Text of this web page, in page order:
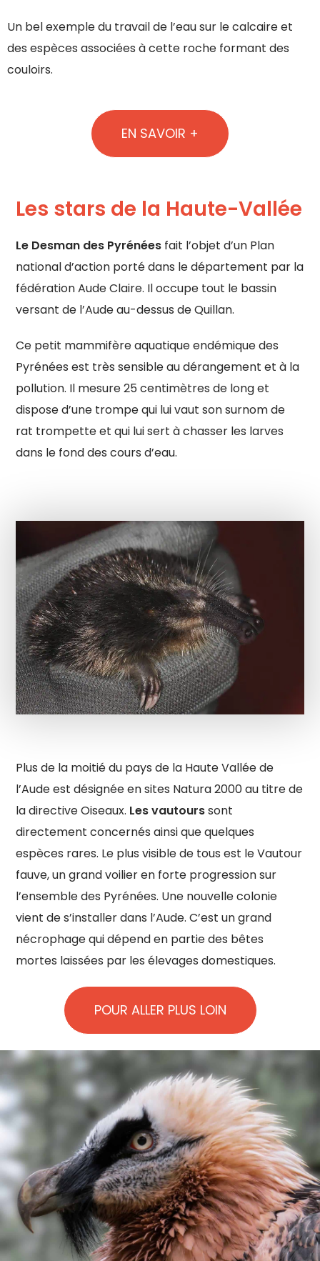
Un bel exemple du travail de l’eau sur le calcaire et
des espèces associées à cette roche formant des
couloirs.
EN SAVOIR +
Les stars de la Haute-Vallée
Le Desman des Pyrénées fait l’objet d’un Plan
national d’action porté dans le département par la
fédération Aude Claire. Il occupe tout le bassin
versant de l’Aude au-dessus de Quillan.
Ce petit mammifère aquatique endémique des
Pyrénées est très sensible au dérangement et à la
pollution. Il mesure 25 centimètres de long et
dispose d’une trompe qui lui vaut son surnom de
rat trompette et qui lui sert à chasser les larves
dans le fond des cours d’eau.
Plus de la moitié du pays de la Haute Vallée de
l’Aude est désignée en sites Natura 2000 au titre de
la directive Oiseaux. Les vautourssont
directement concernés ainsi que quelques
espèces rares. Le plus visible de tous est le Vautour
fauve, un grand voilier en forte progression sur
l’ensemble des Pyrénées. Une nouvelle colonie
vient de s’installer dans l’Aude. C’est un grand
nécrophage qui dépend en partie des bêtes
mortes laissées par les élevages domestiques.
POUR ALLER PLUS LOIN